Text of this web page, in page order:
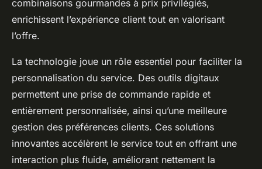
combinaisons gourmandes à prix privilégiés,
enrichissent l’expérience client tout en valorisant
l’offre.
La technologie joue un rôle essentiel pour faciliter la
personnalisation du service. Des outils digitaux
permettent une prise de commande rapide et
entièrement personnalisée, ainsi qu’une meilleure
gestion des préférences clients. Ces solutions
innovantes accélèrent le service tout en offrant une
interaction plus fluide, améliorant nettement la